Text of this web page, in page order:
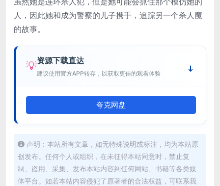
人，因此她和成为警察的儿子携手，追踪另一个杀人魔
的故事。
💡资源下载直达
建议使用官方APP转存，以获取更佳的观看体验
夸克网盘
声明：本站所有文章，如无特殊说明或标注，均为本站原
创发布。任何个人或组织，在未征得本站同意时，禁止复
制、盗用、采集、发布本站内容到任何网站、书籍等各类媒
体平台。如若本站内容侵犯了原著者的合法权益，可联系我